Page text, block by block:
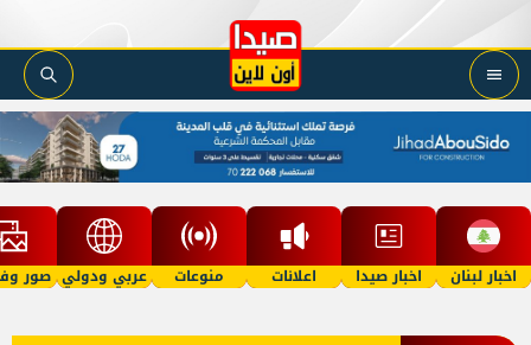
اخبار لبنان اخبار صيدا اعلانات منوعات عربي ودولي صور